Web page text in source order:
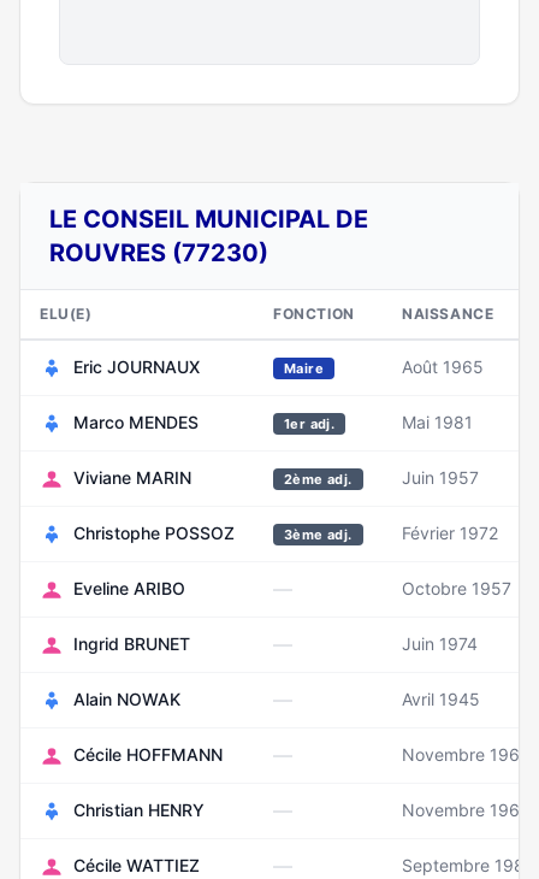
LE CONSEIL MUNICIPAL DE
ROUVRES (77230)
ELU(E) FONCTION NAISSANCE
Eric JOURNAUX Maire Août 1965
Marco MENDES 1er adj. Mai 1981
Viviane MARIN 2ème adj. Juin 1957
Christophe POSSOZ 3ème adj. Février 1972
Eveline ARIBO — Octobre 1957
Ingrid BRUNET — Juin 1974
Alain NOWAK — Avril 1945
Cécile HOFFMANN — Novembre 1968
Christian HENRY — Novembre 1960
Cécile WATTIEZ — Septembre 1983